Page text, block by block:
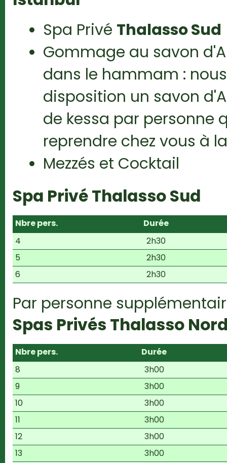
Spa Privé Thalasso Sud
Gommage au savon
dans le hammam :
disposition un savon
de kessa par personne
reprendre chez vous à
Mezzés et Cocktail
Spa Privé Thalasso Sud
Nbre pers.
Durée
4
2h30
5
2h30
6
2h30
Par personne
Spas Privés Thalasso
Nbre pers.
Durée
8
3h00
9
3h00
10
3h00
11
3h00
12
3h00
13
3h00